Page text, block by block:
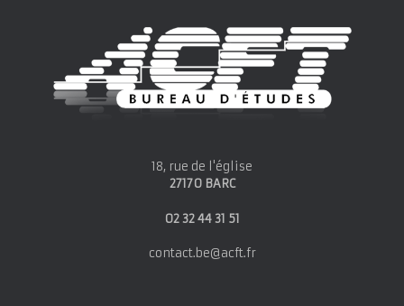
18, rue de l'église
27170 BARC
02 32 44 31 51
contact.be@acft.fr